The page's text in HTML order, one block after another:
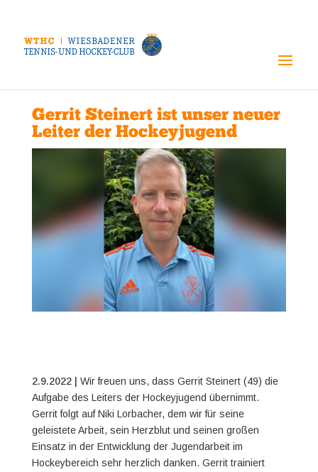
Gerrit Steinert ist unser neuer
Leiter der Hockeyjugend
2.9.2022 |
Wir freuen uns, dass Gerrit Steinert (49) die
Aufgabe des Leiters der Hockeyjugend übernimmt.
Gerrit folgt auf Niki Lorbacher, dem wir für seine
geleistete Arbeit, sein Herzblut und seinen großen
Einsatz in der Entwicklung der Jugendarbeit im
Hockeybereich sehr herzlich danken. Gerrit trainiert